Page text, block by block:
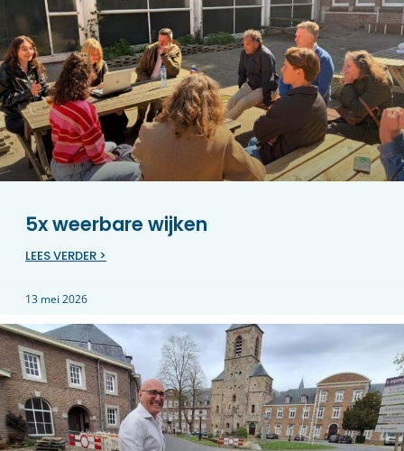
5x weerbare wijken
LEES VERDER >
13 mei 2026